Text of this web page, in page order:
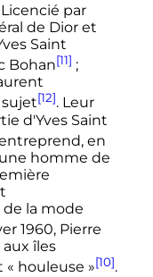
par
de Dior et
Saint
Bohan[11] ;
[12]. Leur
d'Yves Saint
en
homme de
la mode
1960, Pierre
îles
« houleuse »[10].